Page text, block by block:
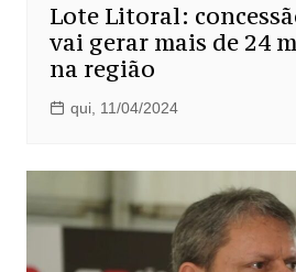
Lote Litoral:
vai gerar mais de 24
na região
qui, 11/04/2024